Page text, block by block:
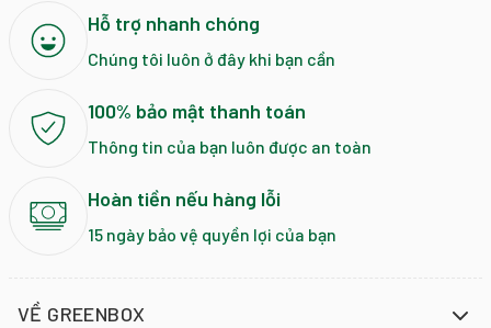
Hỗ trợ nhanh chóng
Chúng tôi luôn ở đây khi bạn cần
100% bảo mật thanh toán
Thông tin của bạn luôn được an toàn
Hoàn tiền nếu hàng lỗi
15 ngày bảo vệ quyền lợi của bạn
VỀ GREENBOX